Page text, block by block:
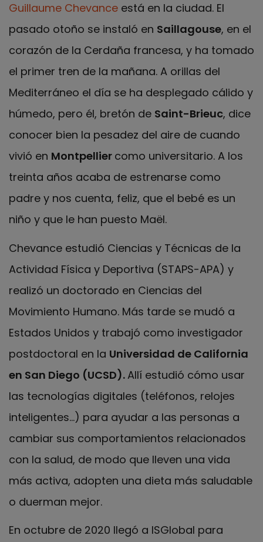
Guillaume Chevance está en la ciudad. El
pasado otoño se instaló en Saillagouse, en el
corazón de la Cerdaña francesa, y ha tomado
el primer tren de la mañana. A orillas del
Mediterráneo el día se ha desplegado cálido y
húmedo, pero él, bretón de Saint-Brieuc, dice
conocer bien la pesadez del aire de cuando
vivió en Montpellier como universitario. A los
treinta años acaba de estrenarse como
padre y nos cuenta, feliz, que el bebé es un
niño y que le han puesto Maël.
Chevance estudió Ciencias y Técnicas de la
Actividad Física y Deportiva (STAPS-APA) y
realizó un doctorado en Ciencias del
Movimiento Humano. Más tarde se mudó a
Estados Unidos y trabajó como investigador
postdoctoral en la Universidad de California
en San Diego (UCSD).Allí estudió cómo usar
las tecnologías digitales (teléfonos, relojes
inteligentes…) para ayudar a las personas a
cambiar sus comportamientos relacionados
con la salud, de modo que lleven una vida
más activa, adopten una dieta más saludable
o duerman mejor.
En octubre de 2020 llegó a ISGlobal para